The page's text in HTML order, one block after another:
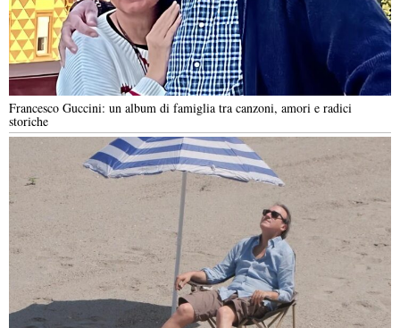
Francesco Guccini: un album di famiglia tra canzoni, amori e radici
storiche